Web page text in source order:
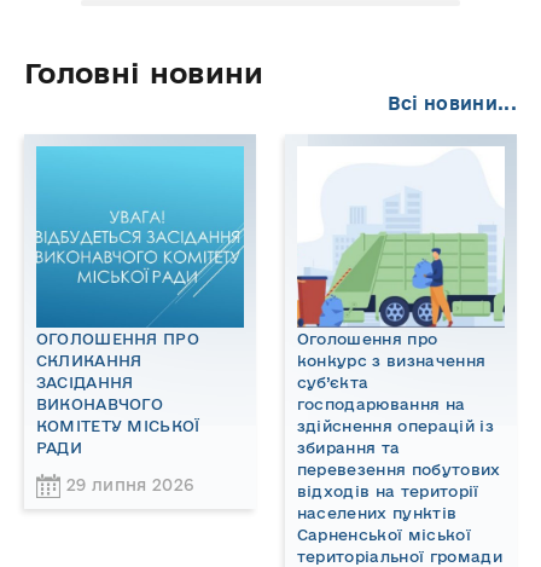
Головні новини
Всі новини...
ОГОЛОШЕННЯ ПРО
СКЛИКАННЯ
ЗАСІДАННЯ
ВИКОНАВЧОГО
КОМІТЕТУ МІСЬКОЇ
РАДИ
29 липня 2026
Оголошення про
конкурс з визначення
суб’єкта
господарювання на
здійснення операцій із
збирання та
перевезення побутових
відходів на території
населених пунктів
Сарненської міської
територіальної громади